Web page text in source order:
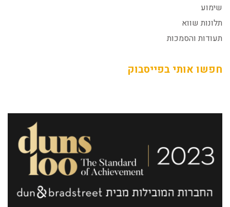
שימוע
תלונות שווא
תעודות והסמכות
חפשו אותי בפייסבוק